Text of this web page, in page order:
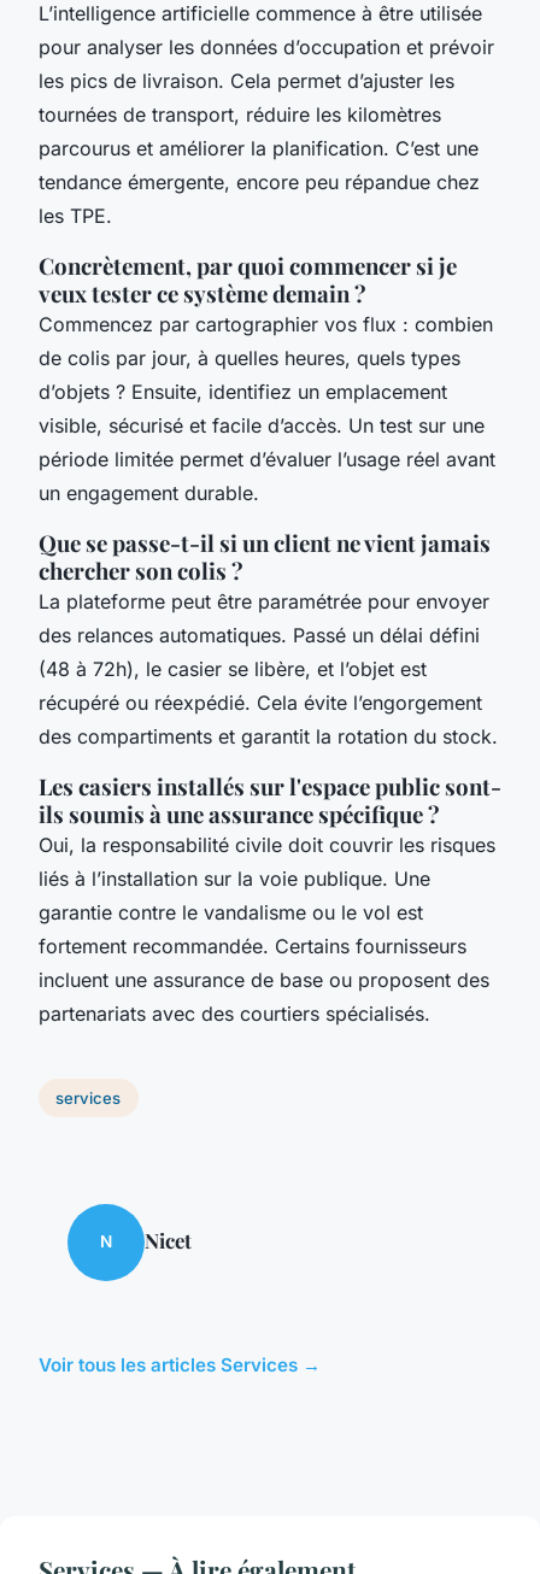
L’intelligence artificielle commence à être utilisée
pour analyser les données d’occupation et prévoir
les pics de livraison. Cela permet d’ajuster les
tournées de transport, réduire les kilomètres
parcourus et améliorer la planification. C’est une
tendance émergente, encore peu répandue chez
les TPE.
Concrètement, par quoi commencer si je
veux tester ce système demain ?
Commencez par cartographier vos flux : combien
de colis par jour, à quelles heures, quels types
d’objets ? Ensuite, identifiez un emplacement
visible, sécurisé et facile d’accès. Un test sur une
période limitée permet d’évaluer l’usage réel avant
un engagement durable.
Que se passe-t-il si un client ne vient jamais
chercher son colis ?
La plateforme peut être paramétrée pour envoyer
des relances automatiques. Passé un délai défini
(48 à 72h), le casier se libère, et l’objet est
récupéré ou réexpédié. Cela évite l’engorgement
des compartiments et garantit la rotation du stock.
Les casiers installés sur l'espace public sont-
ils soumis à une assurance spécifique ?
Oui, la responsabilité civile doit couvrir les risques
liés à l’installation sur la voie publique. Une
garantie contre le vandalisme ou le vol est
fortement recommandée. Certains fournisseurs
incluent une assurance de base ou proposent des
partenariats avec des courtiers spécialisés.
services
N Nicet
Voir tous les articles Services →